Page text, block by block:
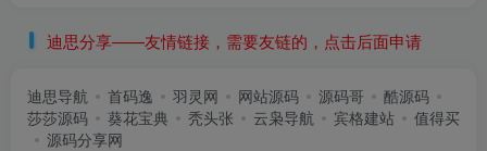
迪思分享——友情链接，需要友链的，点击后面申请
迪思导航 首码逸 羽灵网 网站源码 源码哥
酷源码
莎莎源码
葵花宝典 秃头张 云枭导航 宾格建站
值得买
源码分享网